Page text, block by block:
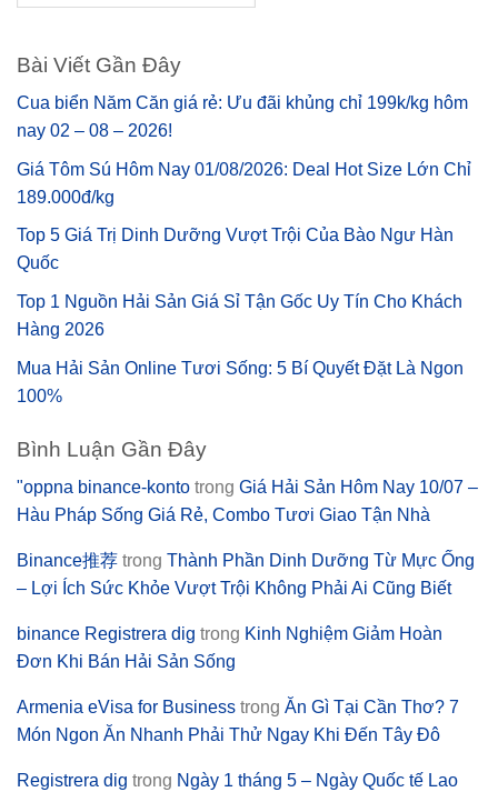
Bài Viết Gần Đây
Cua biển Năm Căn giá rẻ: Ưu đãi khủng chỉ 199k/kg hôm
nay 02 – 08 – 2026!
Giá Tôm Sú Hôm Nay 01/08/2026: Deal Hot Size Lớn Chỉ
189.000đ/kg
Top 5 Giá Trị Dinh Dưỡng Vượt Trội Của Bào Ngư Hàn
Quốc
Top 1 Nguồn Hải Sản Giá Sỉ Tận Gốc Uy Tín Cho Khách
Hàng 2026
Mua Hải Sản Online Tươi Sống: 5 Bí Quyết Đặt Là Ngon
100%
Bình Luận Gần Đây
"oppna binance-konto trong Giá Hải Sản Hôm Nay 10/07 –
Hàu Pháp Sống Giá Rẻ, Combo Tươi Giao Tận Nhà
Binance推荐 trong Thành Phần Dinh Dưỡng Từ Mực Ống
– Lợi Ích Sức Khỏe Vượt Trội Không Phải Ai Cũng Biết
binance Registrera dig trong Kinh Nghiệm Giảm Hoàn
Đơn Khi Bán Hải Sản Sống
Armenia eVisa for Business trong Ăn Gì Tại Cần Thơ? 7
Món Ngon Ăn Nhanh Phải Thử Ngay Khi Đến Tây Đô
Registrera dig trong Ngày 1 tháng 5 – Ngày Quốc tế Lao